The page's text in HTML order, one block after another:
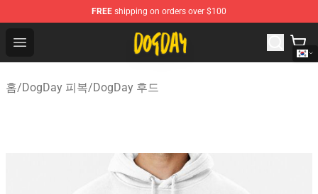
FREE shipping on orders over $100
Open menu
DogDay Store - Official DogDay Merchandise Shop
홈/DogDay 피복/DogDay 후드